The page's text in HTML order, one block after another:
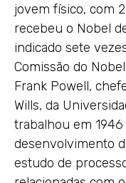
jovem físico, com
recebeu o Nobel
indicado sete
Comissão do
Frank Powell,
Wills, da
trabalhou em
desenvolvimento
estudo de